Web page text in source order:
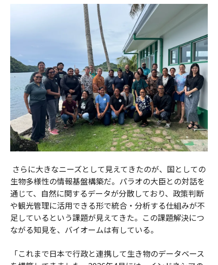
さらに大きなニーズとして見えてきたのが、国としての
生物多様性の情報基盤構築だ。パラオの大臣との対話を
通じて、自然に関するデータが分散しており、政策判断
や観光管理に活用できる形で統合・分析する仕組みが不
足しているという課題が見えてきた。この課題解決につ
ながる知見を、バイオームは有している。
「これまで日本で行政と連携して生き物のデータベース